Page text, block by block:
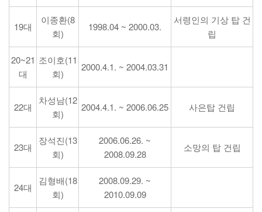
19대
이종환(8
회)
1998.04 ~ 2000.03.
서령인의 기상 탑 건
립
20~21
대
조이호(11
회)
2000.4.1. ~ 2004.03.31
22대
차성남(12
회)
2004.4.1. ~ 2006.06.25 사은탑 건립
23대
장석진(13
회)
2006.06.26. ~
2008.09.28
소망의 탑 건립
24대
김형배(18
회)
2008.09.29. ~
2010.09.09